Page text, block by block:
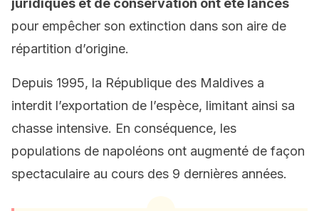
juridiques et de conservation ont été lancés
pour empêcher son extinction dans son aire de
répartition d’origine.
Depuis 1995, la République des Maldives a
interdit l’exportation de l’espèce, limitant ainsi sa
chasse intensive. En conséquence, les
populations de napoléons ont augmenté de façon
spectaculaire au cours des 9 dernières années.